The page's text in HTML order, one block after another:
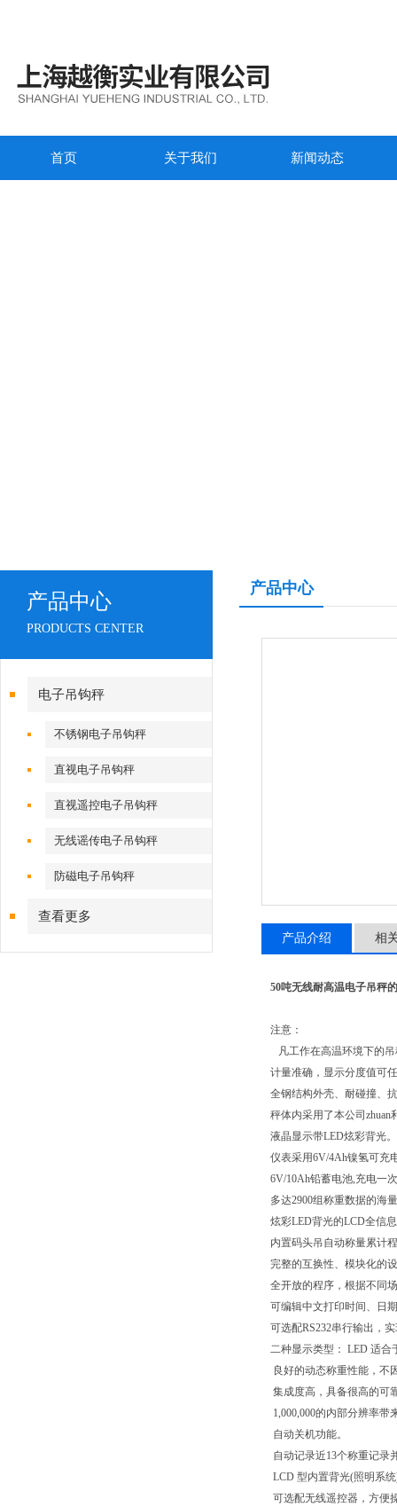
首页 关于我们 新闻动态
产品中心
PRODUCTS CENTER
电子吊钩秤
不锈钢电子吊钩秤
直视电子吊钩秤
直视遥控电子吊钩秤
无线谣传电子吊钩秤
防磁电子吊钩秤
查看更多
产品中心
产品介绍 相
50吨无线耐高温电子吊秤
注意：
凡工作在高温环境下的
计量准确，显示分度值可
全钢结构外壳、耐碰撞、
秤体内采用了本公司zhuan
液晶显示带LED炫彩背光
仪表采用6V/4Ah镍氢可充
6V/10Ah铅蓄电池,充电一
多达2900组称重数据的海
炫彩LED背光的LCD全信
内置码头吊自动称量累计
完整的互换性、模块化的
全开放的程序，根据不同
可编辑中文打印时间、日
可选配RS232串行输出，
二种显示类型： LED 适合
良好的动态称重性能，不
集成度高，具备很高的可
1,000,000的内部分辨率
自动关机功能。
自动记录近13个称重记录
LCD 型内置背光(照明系
可选配无线遥控器，方便